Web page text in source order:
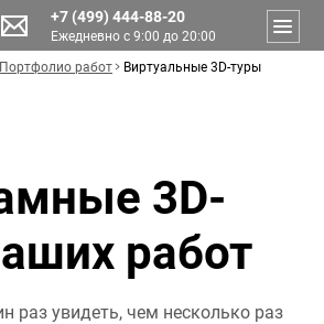
+7 (499) 444-88-20
Ежедневно с 9:00 до 20:00
Портфолио работ Виртуальные 3D-туры
3D-
работ
раз увидеть, чем несколько раз